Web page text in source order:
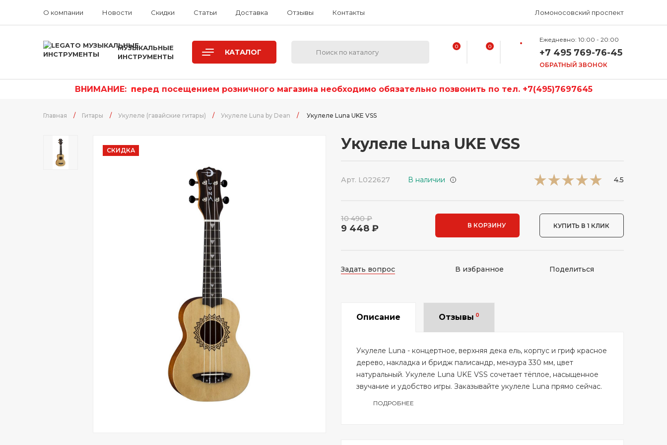
О компании Новости Скидки Статьи Доставка Отзывы Контакты Ломоносовский проспект
МУЗЫКАЛЬНЫЕ
ИНСТРУМЕНТЫ
КАТАЛОГ
0 0
Ежедневно: 10:00 - 20:00
+7 495 769-76-45
ОБРАТНЫЙ ЗВОНОК
ВНИМАНИЕ: перед посещением розничного магазина необходимо обязательно позвонить по тел. +7(495)7697645
Главная / Гитары / Укулеле (гавайские гитары) / Укулеле Luna by Dean / Укулеле Luna UKE VSS
СКИДКА Укулеле Luna UKE VSS
Арт. L022627 В наличии i 4.5
10 490 ₽
9 448 ₽ В КОРЗИНУ КУПИТЬ В 1 КЛИК
Задать вопрос В избранное Поделиться
Описание Отзывы 0
Укулеле Luna - концертное, верхняя дека ель, корпус и гриф красное
дерево, накладка и бридж палисандр, мензура 330 мм, цвет
натуральный. Укулеле Luna UKE VSS сочетает тёплое, насыщенное
звучание и удобство игры. Заказывайте укулеле Luna прямо сейчас.
ПОДРОБНЕЕ